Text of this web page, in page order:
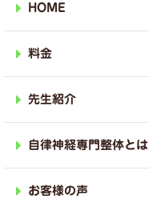
HOME
料金
先生紹介
自律神経専門整体とは
お客様の声